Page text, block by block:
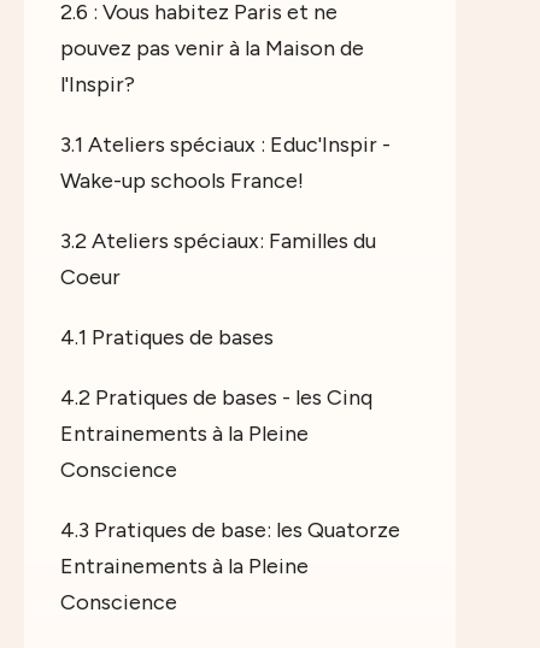
2.6 : Vous habitez Paris et ne
pouvez pas venir à la Maison de
l'Inspir?
3.1 Ateliers spéciaux : Educ'Inspir -
Wake-up schools France!
3.2 Ateliers spéciaux: Familles du
Coeur
4.1 Pratiques de bases
4.2 Pratiques de bases - les Cinq
Entrainements à la Pleine
Conscience
4.3 Pratiques de base: les Quatorze
Entrainements à la Pleine
Conscience